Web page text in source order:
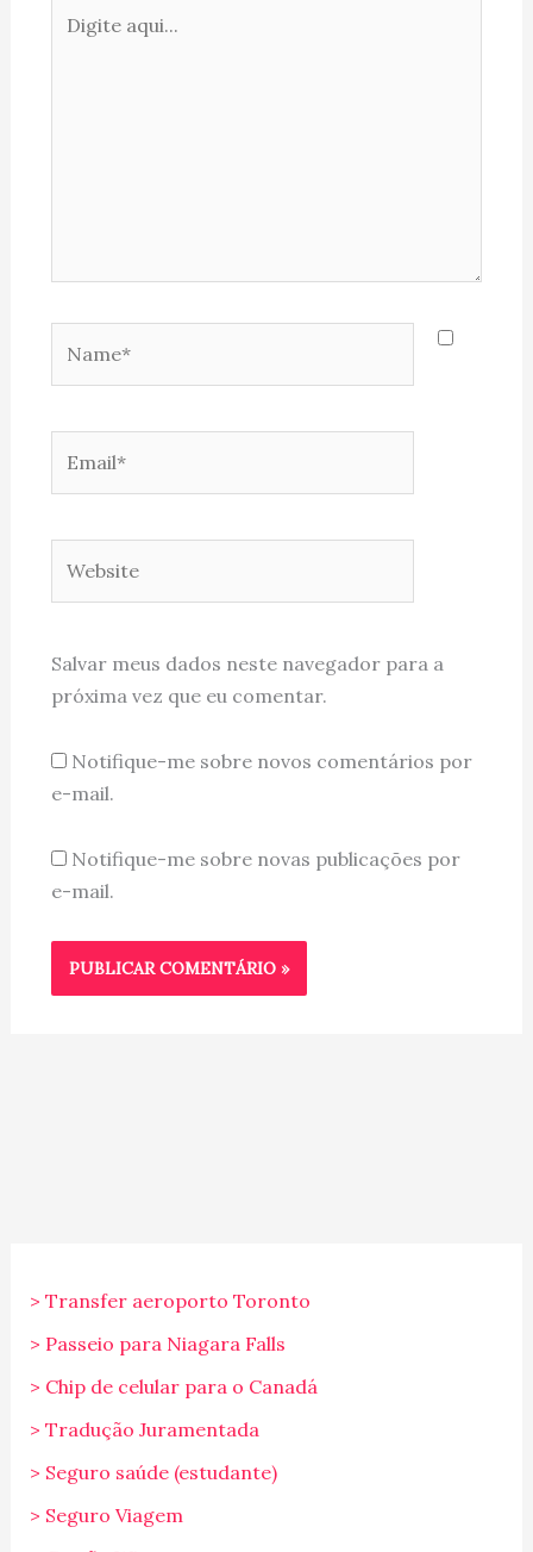
aqui...
Salvar meus dados neste navegador para a
próxima vez que eu comentar.
Notifique-me sobre novos comentários por
e-mail.
Notifique-me sobre novas publicações por
e-mail.
> Transfer aeroporto Toronto
> Passeio para Niagara Falls
> Chip de celular para o Canadá
> Tradução Juramentada
> Seguro saúde (estudante)
> Seguro Viagem